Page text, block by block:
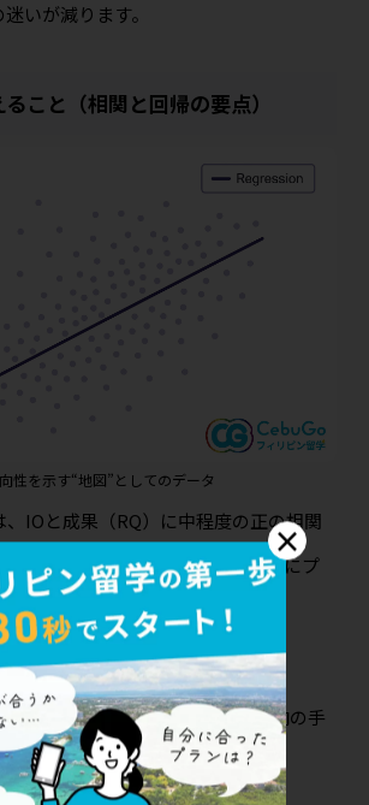
いが減ります。
こと（相関と回帰の要点）
性を示す“地図”としてのデータ
IOと成果（RQ）に中程度の正の相関
統制した回帰でもIOとREは有意にプ
β(IO)≈0.21, β(RE)≈0.34）。
びの濃度（IO）と学びを回す土台
、結果は上がりやすいという“方向の手
す。
×